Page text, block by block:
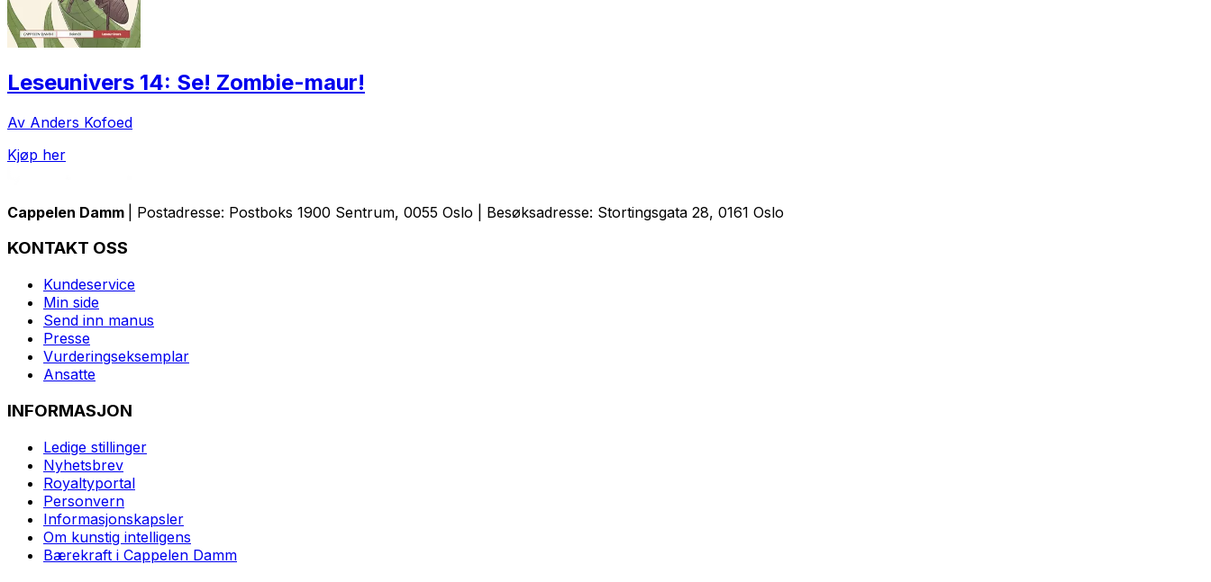
Leseunivers 14: Se! Zombie-maur!
Av Anders Kofoed
Kjøp her
Cappelen Damm | Postadresse: Postboks 1900 Sentrum, 0055 Oslo | Besøksadresse: Stortingsgata 28, 0161 Oslo
KONTAKT OSS
Kundeservice
Min side
Send inn manus
Presse
Vurderingseksemplar
Ansatte
INFORMASJON
Ledige stillinger
Nyhetsbrev
Royaltyportal
Personvern
Informasjonskapsler
Om kunstig intelligens
Bærekraft i Cappelen Damm